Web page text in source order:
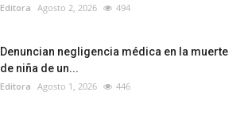
Editora Agosto 2, 2026 494
Denuncian negligencia médica en la muerte
de niña de un...
Editora Agosto 1, 2026 446